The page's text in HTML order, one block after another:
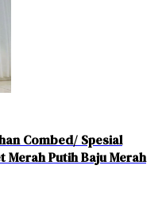
Combed/ Spesial
Merah Putih Baju Merah